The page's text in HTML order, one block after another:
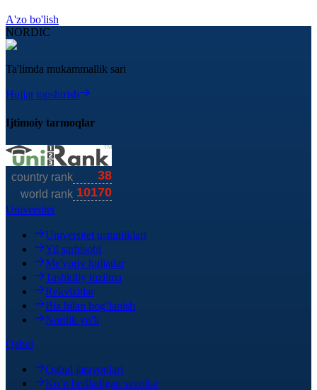
A'zo bo'lish
NORDIC
Ta'limda mukammallik sari
Hujjat topshirish
Ijtimoiy tarmoqlar
Universitet
Universitet ustunliklari
Yil sarhisobi
Me'yoriy hujjatlar
Tashkiliy tuzilma
Rekvizitlar
Biz bilan bog’lanish
Nordik yo'li
Qabul
Qabul jarayonlari
Ko’p beriladigan savollar